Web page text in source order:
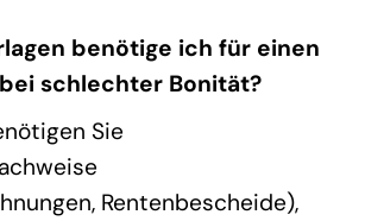
benötige ich für einen
schlechter Bonität?
Sie
Rentenbescheide),